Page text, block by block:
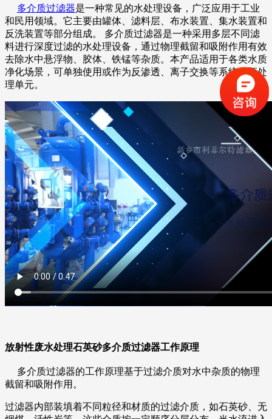
多介质过滤器是一种常见的水处理设备，广泛应用于工业
和民用领域。它主要由罐体、滤料层、布水装置、集水装置和
反洗装置等部分组成。
多介质过滤器是一种采用多层不同滤
料进行深度过滤的水处理设备，通过物理截留和吸附作用有效
去除水中悬浮物、胶体、铁锰等杂质。本产品适用于各类水质
净化场景，可单独使用或作为反渗透、离子交换等系统的预处
理单元。
放射性废水处理石英砂多介质过滤器工作原理
多介质过滤器的工作原理基于过滤介质对水中杂质的物理
截留和吸附作用。
过滤器内部装填着不同粒径和材质的过滤介质，如石英砂、无